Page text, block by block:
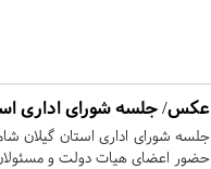
عکس/ جلسه شورای اداری
جلسه شورای اداری استان گیلان
حضور اعضای هیات دولت و